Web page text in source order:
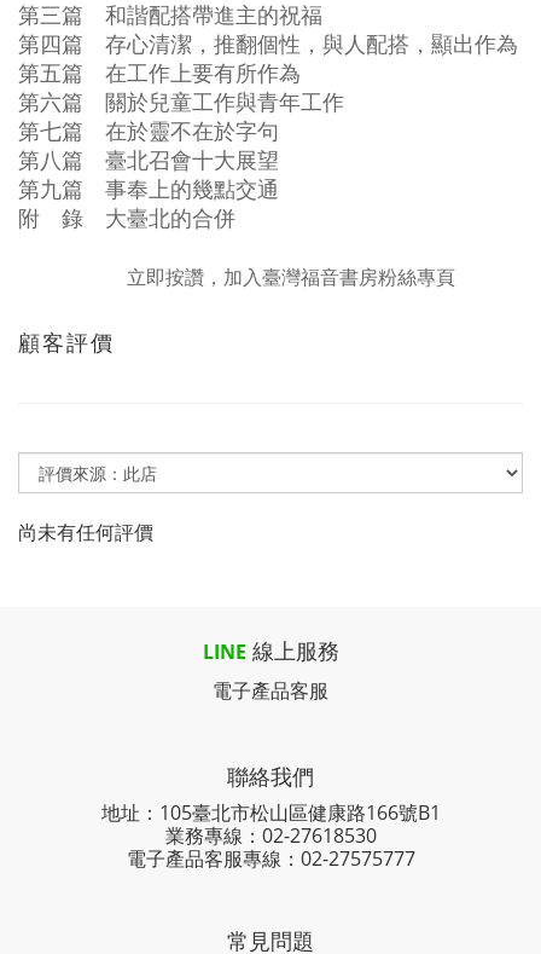
第三篇 和諧配搭帶進主的祝福
第四篇 存心清潔，推翻個性，與人配搭，顯出作為
第五篇 在工作上要有所作為
第六篇 關於兒童工作與青年工作
第七篇 在於靈不在於字句
第八篇 臺北召會十大展望
第九篇 事奉上的幾點交通
附 錄 大臺北的合併
立即按讚，加入臺灣福音書房粉絲專頁
顧客評價
尚未有任何評價
LINE 線上服務
電子產品客服
聯絡我們
地址：105臺北市松山區健康路166號B1
業務專線： 02-27618530
電子產品客服專線：02-27575777
常見問題